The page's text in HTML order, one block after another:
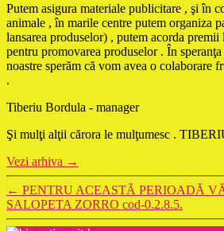
Putem asigura materiale publicitare , şi în
animale , în marile centre putem organiza
lansarea produselor) , putem acorda
pentru promovarea produselor . În
noastre sperăm că vom avea o colaborare
.
Tiberiu Bordula - manager
Şi mulţi alţii cărora le mulţumesc .
Vezi arhiva →
← PENTRU ACEASTĂ PERIOADĂ
SALOPETA ZORRO cod-0.2.8.5.